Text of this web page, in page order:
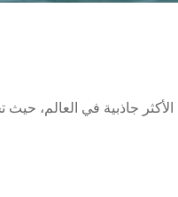
جاذبية في العالم، حيث